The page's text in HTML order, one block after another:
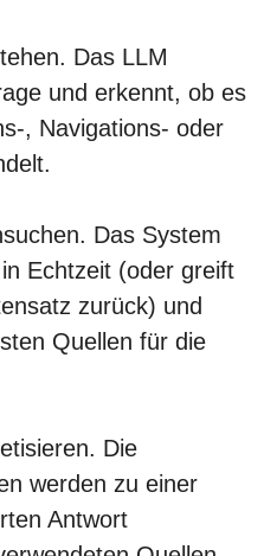
Das LLM
und erkennt, ob es
, Navigations- oder
Das System
Echtzeit (oder greift
zurück) und
Quellen für die
Die
werden zu einer
Antwort